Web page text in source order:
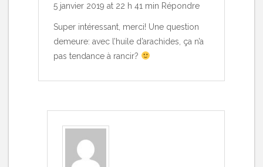
5 janvier 2019 at 22 h 41 min Répondre
Super intéressant, merci! Une question
demeure: avec l’huile d’arachides, ça n’a
pas tendance à rancir?